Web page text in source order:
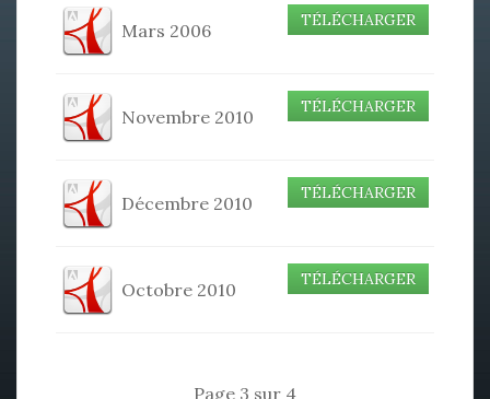
Mars 2006 TÉLÉCHARGER
Novembre 2010 TÉLÉCHARGER
Décembre 2010 TÉLÉCHARGER
Octobre 2010 TÉLÉCHARGER
Page 3 sur 4